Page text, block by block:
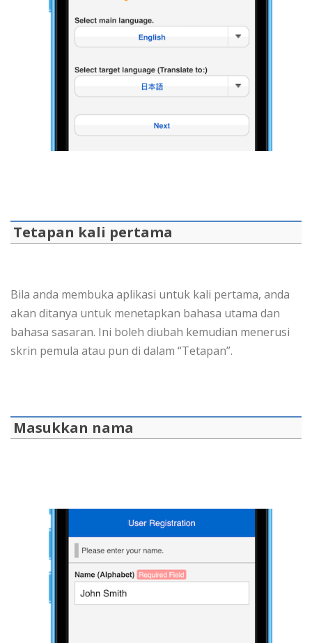
Tetapan kali pertama
Bila anda membuka aplikasi untuk kali pertama, anda
akan ditanya untuk menetapkan bahasa utama dan
bahasa sasaran. Ini boleh diubah kemudian menerusi
skrin pemula atau pun di dalam “Tetapan”.
Masukkan nama